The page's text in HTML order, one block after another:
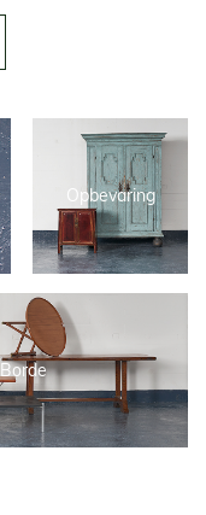
Opbevaring
Borde